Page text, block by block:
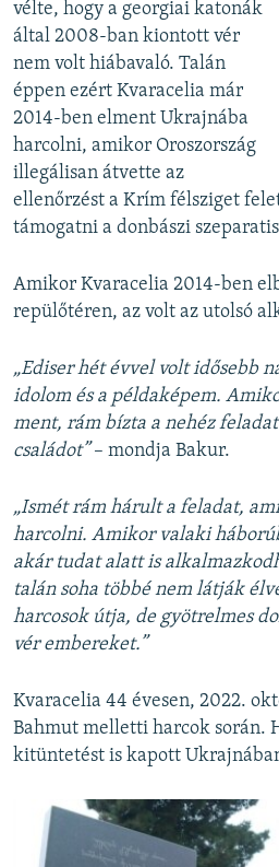
vélte, hogy a georgiai katonák
által 2008-ban kiontott vér
nem volt hiábavaló. Talán
éppen ezért Kvaracelia már
2014-ben elment Ukrajnába
harcolni, amikor Oroszország
illegálisan átvette az
ellenőrzést a Krím félsziget
támogatni a donbászi
Amikor Kvaracelia 2014-ben
repülőtéren, az volt az utolsó
„Ediser hét évvel volt idősebb
idolom és a példaképem.
ment, rám bízta a nehéz
családot”– mondja Bakur.
„Ismét rám hárult a feladat,
harcolni. Amikor valaki
akár tudat alatt is
talán soha többé nem látják
harcosok útja, de gyötrelmes
vér embereket.”
Kvaracelia 44 évesen, 2022.
Bahmut melletti harcok során.
kitüntetést is kapott